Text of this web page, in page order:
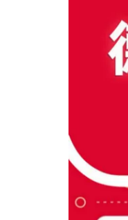
Tiếp Liệu Trứng
Cuộn Bàn CS ghế
sofa gấp gọn ghế
Ghế xếp ngoài trời